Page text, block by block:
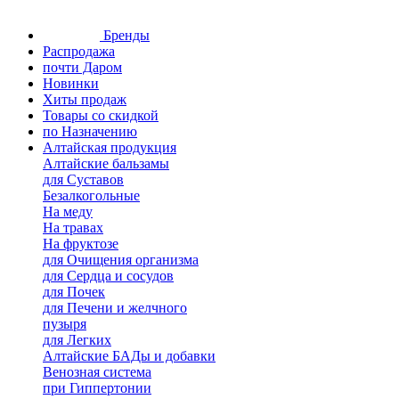
Бренды
Распродажа
почти Даром
Новинки
Хиты продаж
Товары со скидкой
по Назначению
Алтайская продукция
Алтайские бальзамы
для Суставов
Безалкогольные
На меду
На травах
На фруктозе
для Очищения организма
для Сердца и сосудов
для Почек
для Печени и желчного
пузыря
для Легких
Алтайские БАДы и добавки
Венозная система
при Гиппертонии